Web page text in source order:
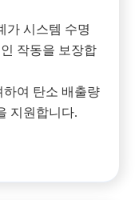
가 시스템 수명
작동을 보장합
하여 탄소 배출량
지원합니다.